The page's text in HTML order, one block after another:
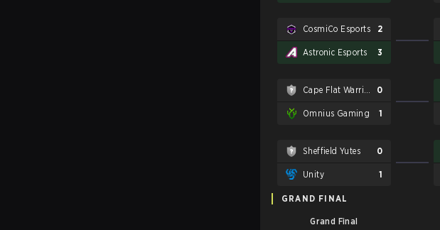
CosmiCo Esports 2
Astronic Esports 3
0
Omnius Gaming 1
Sheffield Yutes 0
Unity 1
GRAND FINAL
Grand Final